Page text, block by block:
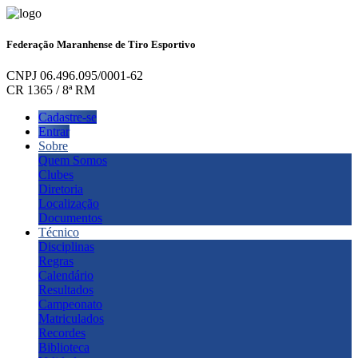
Federação Maranhense de Tiro Esportivo
CNPJ 06.496.095/0001-62
CR 1365 / 8ª RM
Cadastre-se
Entrar
Sobre
Quem Somos
Clubes
Diretoria
Localização
Documentos
Técnico
Disciplinas
Regras
Calendário
Resultados
Campeonato
Matriculados
Recordes
Biblioteca